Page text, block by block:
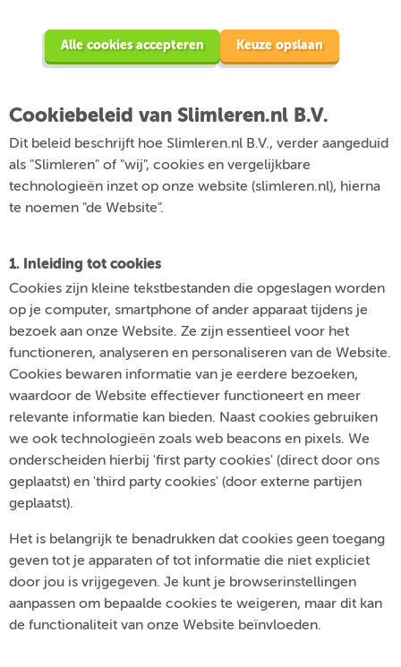
Alle cookies accepteren Keuze opslaan
Cookiebeleid van Slimleren.nl B.V.
Dit beleid beschrijft hoe Slimleren.nl B.V., verder aangeduid
als "Slimleren" of "wij", cookies en vergelijkbare
technologieën inzet op onze website (slimleren.nl), hierna
te noemen "de Website".
1. Inleiding tot cookies
Cookies zijn kleine tekstbestanden die opgeslagen worden
op je computer, smartphone of ander apparaat tijdens je
bezoek aan onze Website. Ze zijn essentieel voor het
functioneren, analyseren en personaliseren van de Website.
Cookies bewaren informatie van je eerdere bezoeken,
waardoor de Website effectiever functioneert en meer
relevante informatie kan bieden. Naast cookies gebruiken
we ook technologieën zoals web beacons en pixels. We
onderscheiden hierbij 'first party cookies' (direct door ons
geplaatst) en 'third party cookies' (door externe partijen
geplaatst).
Het is belangrijk te benadrukken dat cookies geen toegang
geven tot je apparaten of tot informatie die niet expliciet
door jou is vrijgegeven. Je kunt je browserinstellingen
aanpassen om bepaalde cookies te weigeren, maar dit kan
de functionaliteit van onze Website beïnvloeden.